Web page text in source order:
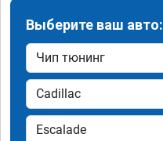
Выберите ваш авто: